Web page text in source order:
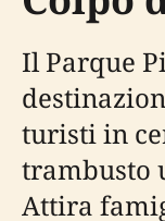
turisti in
trambusto
Attira